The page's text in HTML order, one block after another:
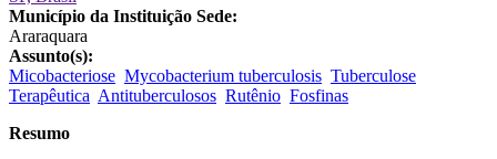
Município da Instituição Sede:
Araraquara
Assunto(s):
Micobacteriose Mycobacterium tuberculosis Tuberculose
Terapêutica Antituberculosos Rutênio Fosfinas
Resumo